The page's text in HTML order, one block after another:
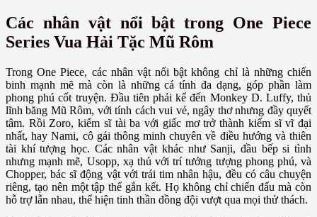
Các nhân vật nổi bật trong One Piece
Series Vua Hải Tặc Mũ Rôm
Trong One Piece, các nhân vật nổi bật không chỉ là những chiến
binh mạnh mẽ mà còn là những cá tính đa dạng, góp phần làm
phong phú cốt truyện. Đầu tiên phải kể đến Monkey D. Luffy, thủ
lĩnh băng Mũ Rôm, với tính cách vui vẻ, ngây thơ nhưng đầy quyết
tâm. Rồi Zoro, kiếm sĩ tài ba với giấc mơ trở thành kiếm sĩ vĩ đại
nhất, hay Nami, cô gái thông minh chuyên về điều hướng và thiên
tài khí tượng học. Các nhân vật khác như Sanji, đầu bếp si tình
nhưng mạnh mẽ, Usopp, xạ thủ với trí tưởng tượng phong phú, và
Chopper, bác sĩ động vật với trái tim nhân hậu, đều có câu chuyện
riêng, tạo nên một tập thể gắn kết. Họ không chỉ chiến đấu mà còn
hỗ trợ lẫn nhau, thể hiện tinh thần đồng đội vượt qua mọi thử thách.